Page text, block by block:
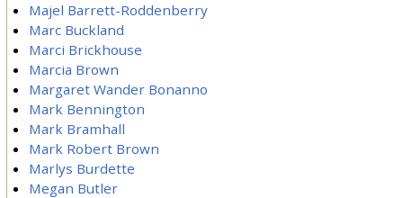
Majel Barrett-Roddenberry
Marc Buckland
Marci Brickhouse
Marcia Brown
Margaret Wander Bonanno
Mark Bennington
Mark Bramhall
Mark Robert Brown
Marlys Burdette
Megan Butler